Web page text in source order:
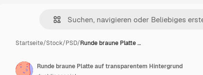
Startseite/Stock/PSD/Runde braune Platte …
Runde braune Platte auf transparentem Hintergrund